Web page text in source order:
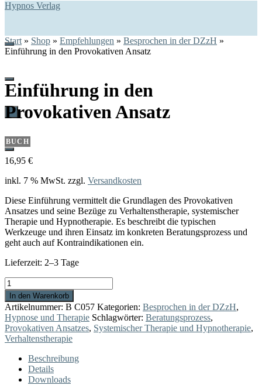
Hypnos Verlag
0
Start » Shop » Empfehlungen » Besprochen in der DZzH »
Einführung in den Provokativen Ansatz
Einführung in den
Provokativen Ansatz
BUCH
16,95 €
inkl. 7 % MwSt. zzgl. Versandkosten
Diese Einführung vermittelt die Grundlagen des Provokativen
Ansatzes und seine Bezüge zu Verhaltenstherapie, systemischer
Therapie und Hypnotherapie. Es beschreibt die typischen
Werkzeuge und ihren Einsatz im konkreten Beratungsprozess und
geht auch auf Kontraindikationen ein.
Lieferzeit: 2–3 Tage
Einführung
in
den
Provokativen
Ansatz
Menge
In den Warenkorb
Artikelnummer: B C057 Kategorien: Besprochen in der DZzH,
Hypnose und Therapie Schlagwörter: Beratungsprozess,
Provokativen Ansatzes, Systemischer Therapie und Hypnotherapie,
Verhaltenstherapie
Beschreibung
Details
Downloads